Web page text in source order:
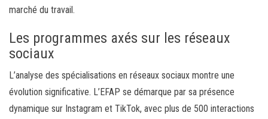
marché du travail.
Les programmes axés sur les réseaux
sociaux
L’analyse des spécialisations en réseaux sociaux montre une
évolution significative. L’EFAP se démarque par sa présence
dynamique sur Instagram et TikTok, avec plus de 500 interactions